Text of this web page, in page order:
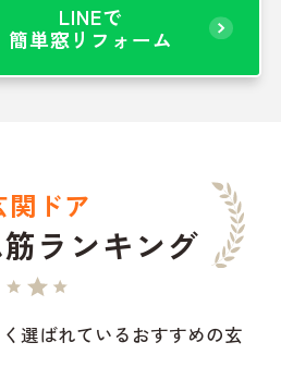
LINEで
簡単窓リフォーム
関ドア
ランキング
選ばれているおすすめの玄